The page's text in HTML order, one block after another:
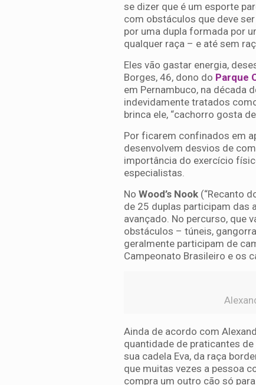
se dizer que é um esporte
com obstáculos que deve
por uma dupla formada por
qualquer raça – e até sem
Eles vão gastar energia,
Borges, 46, dono do Parque
em Pernambuco, na década
indevidamente tratados
brinca ele, “cachorro gosta
Por ficarem confinados em
desenvolvem desvios de
importância do exercício
especialistas.
No Wood’s Nook(“Recanto
de 25 duplas participam das
avançado. No percurso, que
obstáculos – túneis,
geralmente participam de
Campeonato Brasileiro e os
Ainda de acordo com
quantidade de praticantes de
sua cadela Eva, da raça
que muitas vezes a pessoa
compra um outro cão só